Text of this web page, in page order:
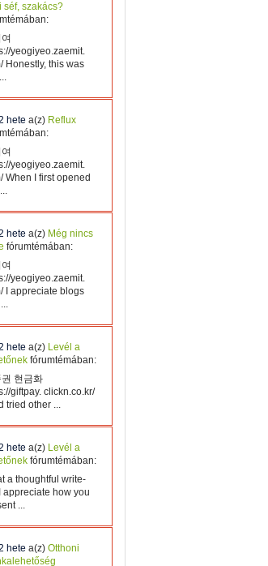
séf, szakács?
yeogiyeo.zaemit.
Honestly, this was
hete a(z) Reflux
yeogiyeo.zaemit.
When I first opened
hete a(z) Még nincs
fórumtémában:
yeogiyeo.zaemit.
I appreciate blogs
hete a(z) Levél a
fórumtémában:
현금화
giftpay. clickn.co.kr/
tried other ...
hete a(z) Levél a
fórumtémában:
a thoughtful write-
appreciate how you
...
hete a(z) Otthoni